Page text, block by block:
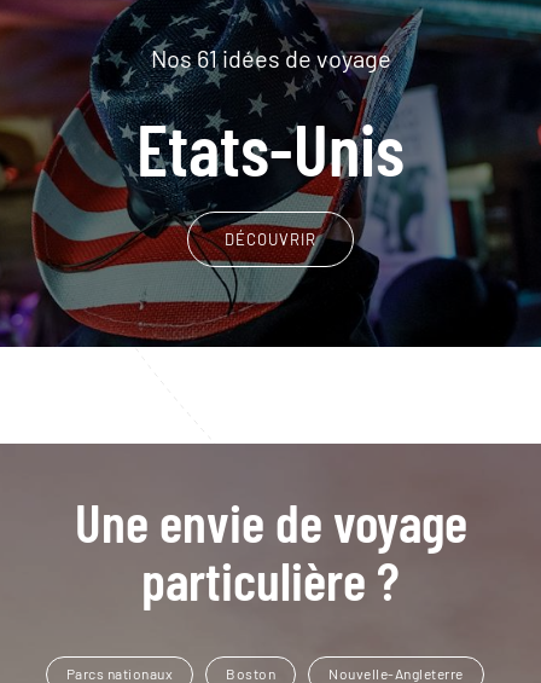
Nos 61 idées de voyage
Etats-Unis
DÉCOUVRIR
Une envie de voyage
particulière ?
Parcs nationaux Boston Nouvelle-Angleterre